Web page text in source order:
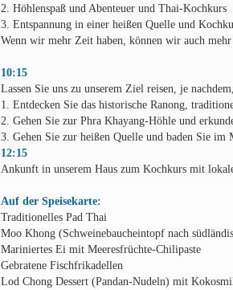
2. Höhlenspaß und Abenteuer und Thai-Kochkurs
3. Entspannung in einer heißen Quelle und
Wenn wir mehr Zeit haben, können wir auch
10:15
Lassen Sie uns zu unserem Ziel reisen, je
1. Entdecken Sie das historische Ranong,
2. Gehen Sie zur Phra Khayang-Höhle und
3. Gehen Sie zur heißen Quelle und baden Sie im
12:15
Ankunft in unserem Haus zum Kochkurs mit
Auf der Speisekarte:
Traditionelles Pad Thai
Moo Khong (Schweinebaucheintopf nach
Mariniertes Ei mit Meeresfrüchte-Chilipaste
Gebratene Fischfrikadellen
Lod Chong Dessert (Pandan-Nudeln) mit